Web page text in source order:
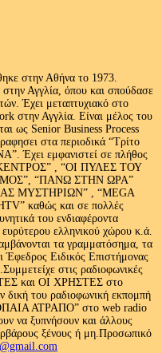
στην Αθήνα το 1973.
Αγγλία, όπου και σπούδασε
Έχει μεταπτυχιακό στο
στην Αγγλία. Είναι μέλος του
ως Senior Business Process
στα περιοδικά “Τρίτο
Έχει εμφανιστεί σε πλήθος
, “ΟΙ ΠΥΛΕΣ ΤΟΥ
“ΠΑΝΩ ΣΤΗΝ ΩΡΑ”
ΜΥΣΤΗΡΙΩΝ” , “MEGA
καθώς και σε πολλές
του ενδιαφέροντα
ελληνικού χώρου κ.ά.
τα γραμματόσημα, τα
Έφεδρος Ειδικός Επιστήμονας
στις ραδιοφωνικές
και ΟΙ ΧΡΗΣΤΕΣ στο
δική του ραδιοφωνική εκπομπή
ΑΤΡΑΠΟ” στο web radio
να ξυπνήσουν και άλλους
ξένους ή μη.Προσωπικό